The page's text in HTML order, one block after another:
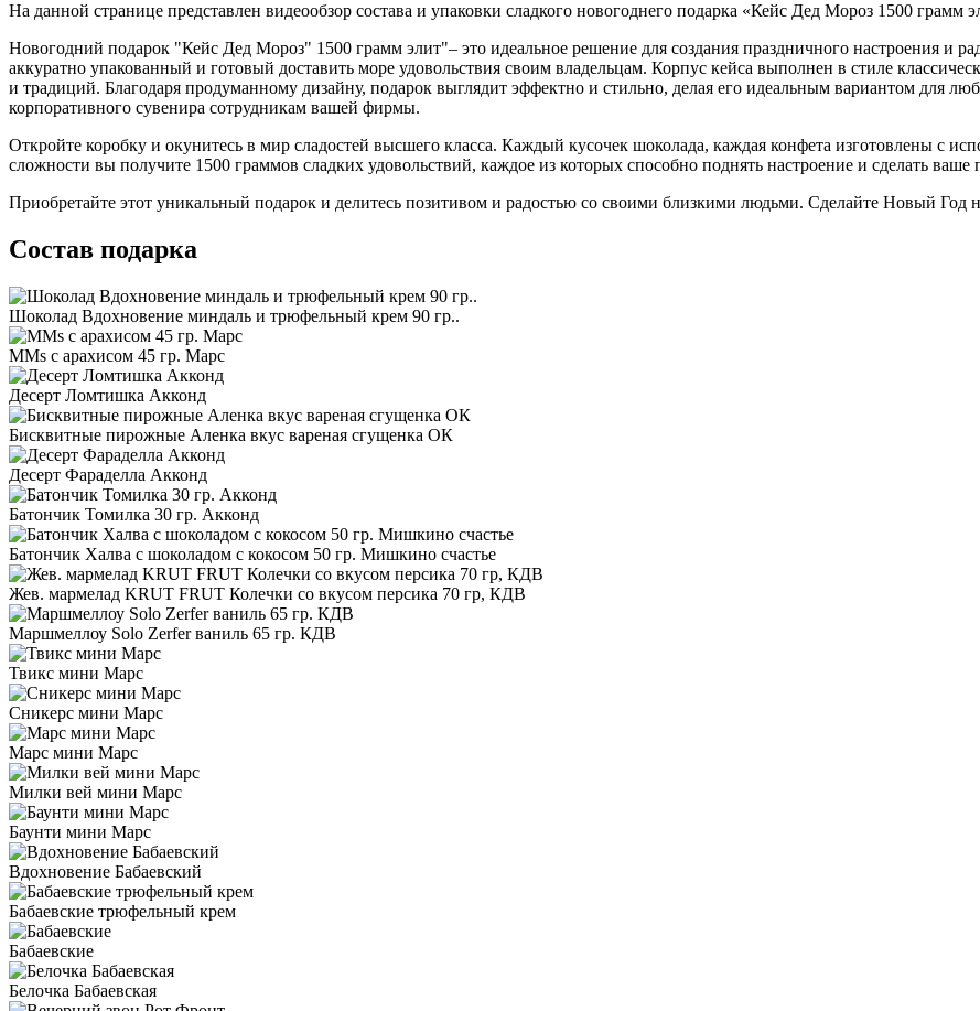
На данной странице представлен видеообзор состава и упаковки сладкого новогоднего подарка «Кейс Дед Мороз 1500 грамм
Новогодний подарок "Кейс Дед Мороз" 1500 грамм элит"– это идеальное решение для создания праздничного настроения и
аккуратно упакованный и готовый доставить море удовольствия своим владельцам. Корпус кейса выполнен в стиле
и традиций. Благодаря продуманному дизайну, подарок выглядит эффектно и стильно, делая его идеальным вариантом для
корпоративного сувенира сотрудникам вашей фирмы.
Откройте коробку и окунитесь в мир сладостей высшего класса. Каждый кусочек шоколада, каждая конфета изготовлены с
сложности вы получите 1500 граммов сладких удовольствий, каждое из которых способно поднять настроение и сделать ваше
Приобретайте этот уникальный подарок и делитесь позитивом и радостью со своими близкими людьми. Сделайте Новый
Состав подарка
Шоколад Вдохновение миндаль и трюфельный крем 90 гр..
MMs с арахисом 45 гр. Марс
Десерт Ломтишка Акконд
Бисквитные пирожные Аленка вкус вареная сгущенка ОК
Десерт Фараделла Акконд
Батончик Томилка 30 гр. Акконд
Батончик Халва с шоколадом с кокосом 50 гр. Мишкино счастье
Жев. мармелад KRUT FRUT Колечки со вкусом персика 70 гр, КДВ
Маршмеллоу Solo Zerfer ваниль 65 гр. КДВ
Твикс мини Марс
Сникерс мини Марс
Марс мини Марс
Милки вей мини Марс
Баунти мини Марс
Вдохновение Бабаевский
Бабаевские трюфельный крем
Бабаевские
Белочка Бабаевская